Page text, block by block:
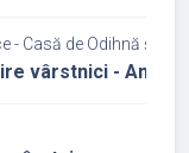
- Casă de Odihnă și
vârstnici -